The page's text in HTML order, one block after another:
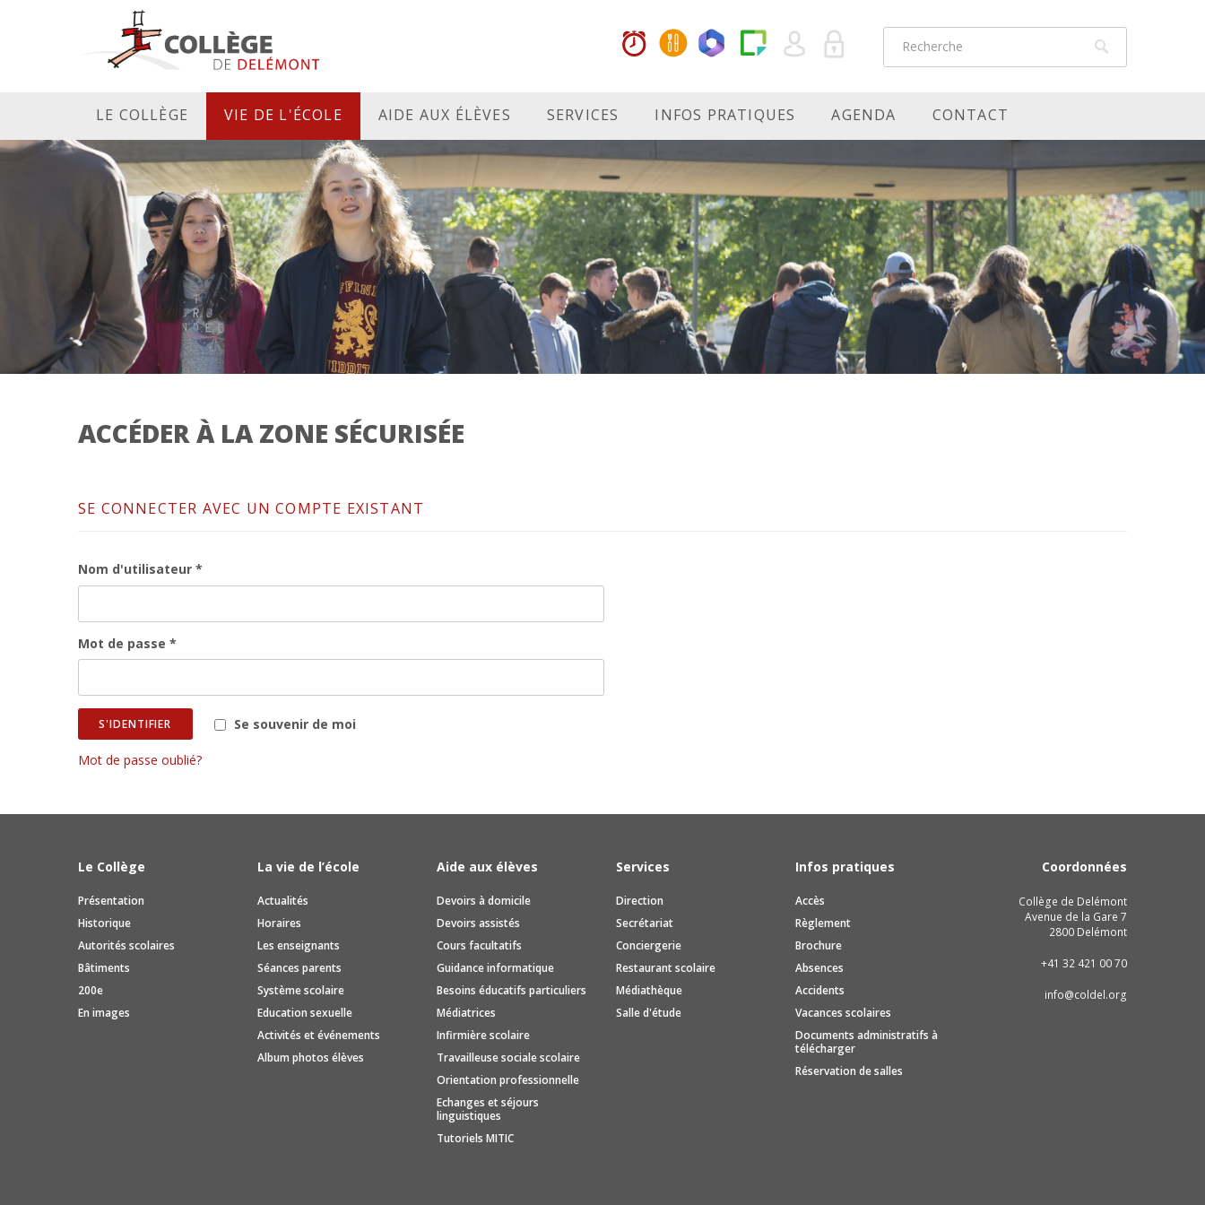
LE COLLÈGE VIE DE L'ÉCOLE AIDE AUX ÉLÈVES SERVICES INFOS PRATIQUES AGENDA CONTACT
ACCÉDER À LA ZONE SÉCURISÉE
SE CONNECTER AVEC UN COMPTE EXISTANT
Nom d'utilisateur *
Mot de passe *
S'IDENTIFIER Se souvenir de moi
Mot de passe oublié?
Le Collège
Présentation
Historique
Autorités scolaires
Bâtiments
200e
En images
La vie de l’école
Actualités
Horaires
Les enseignants
Séances parents
Système scolaire
Education sexuelle
Activités et événements
Album photos élèves
Aide aux élèves
Devoirs à domicile
Devoirs assistés
Cours facultatifs
Guidance informatique
Besoins éducatifs particuliers
Médiatrices
Infirmière scolaire
Travailleuse sociale scolaire
Orientation professionnelle
Echanges et séjours
linguistiques
Tutoriels MITIC
Services
Direction
Secrétariat
Conciergerie
Restaurant scolaire
Médiathèque
Salle d'étude
Infos pratiques
Accès
Règlement
Brochure
Absences
Accidents
Vacances scolaires
Documents administratifs à
télécharger
Réservation de salles
Coordonnées
Collège de Delémont
Avenue de la Gare 7
2800 Delémont
+41 32 421 00 70
info@coldel.org